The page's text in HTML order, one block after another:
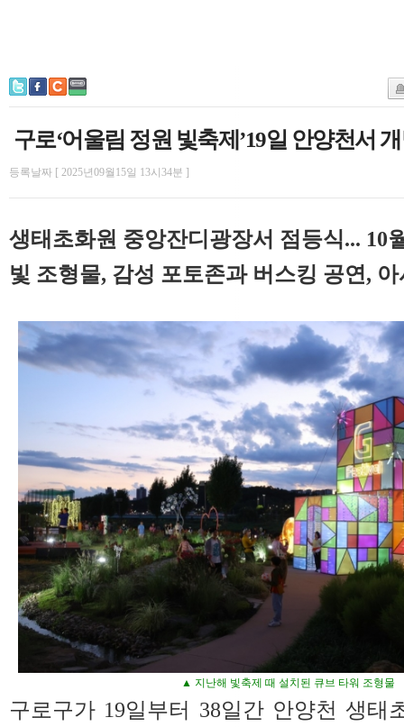
구로‘어울림 정원 빛축제’19일 안양천서
등록날짜 [ 2025년09월15일 13시34분 ]
생태초화원 중앙잔디광장서 점등식... 10
빛 조형물, 감성 포토존과 버스킹 공연,
▲ 지난해 빛축제 때 설치된 큐브 타워 조형물
구로구가 19일부터 38일간 안양천 생태